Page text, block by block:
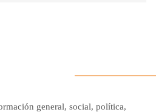
general, social, política,